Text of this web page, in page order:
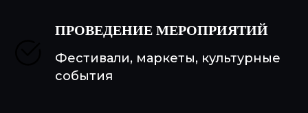
ПРОВЕДЕНИЕ МЕРОПРИЯТИЙ
Фестивали, маркеты, культурные
события